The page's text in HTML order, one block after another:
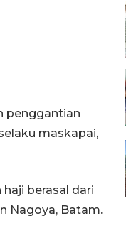
penggantian
maskapai,
berasal dari
Nagoya, Batam.